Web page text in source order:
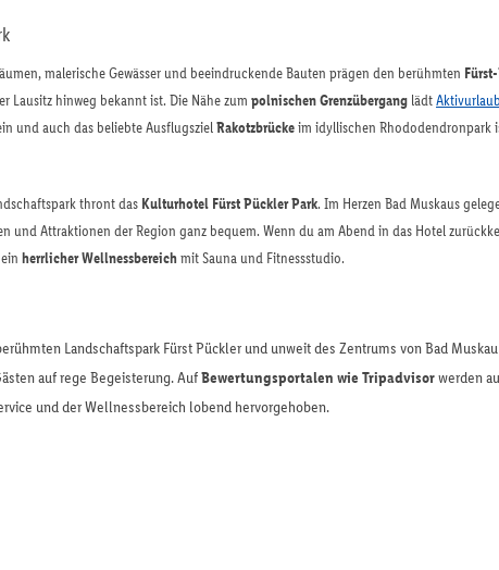
malerische Gewässer und beeindruckende Bauten prägen den berühmten
Lausitz hinweg bekannt ist. Die Nähe zum polnischen Grenzübergang lädt
und auch das beliebte AusflugszielRakotzbrückeim idyllischen Rhododendronpark
thront das Kulturhotel Fürst Pückler Park. Im Herzen Bad Muskaus
und Attraktionen der Region ganz bequem. Wenn du am Abend in das Hotel
herrlicher Wellnessbereichmit Sauna und Fitnessstudio.
Landschaftspark Fürst Pückler und unweit des Zentrums von Bad
auf rege Begeisterung. AufBewertungsportalen wie Tripadvisorwerden
und der Wellnessbereich lobend hervorgehoben.